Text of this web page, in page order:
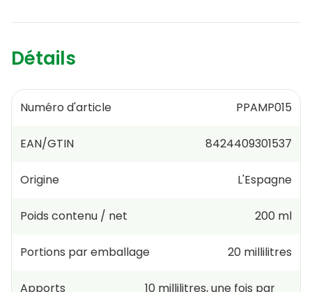
Détails
Numéro d'article PPAMP015
EAN/GTIN 8424409301537
Origine L'Espagne
Poids contenu / net 200 ml
Portions par emballage 20 millilitres
Apports
10 millilitres,une fois par